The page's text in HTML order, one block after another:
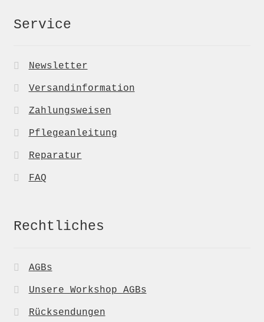
Service
Newsletter
Versandinformation
Zahlungsweisen
Pflegeanleitung
Reparatur
FAQ
Rechtliches
AGBs
Unsere Workshop AGBs
Rücksendungen